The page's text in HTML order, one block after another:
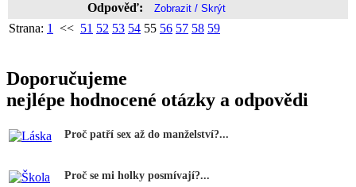
Odpověď:
Strana: 1 << 51 52 53 54 55 56 57 58 59
Doporučujeme
nejlépe hodnocené otázky a odpovědi
Proč patří sex až do manželství?...
Proč se mi holky posmívají?...